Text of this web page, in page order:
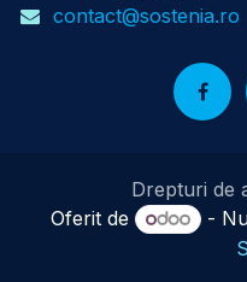
contact@sostenia.ro
Drepturi de
Oferit de
-